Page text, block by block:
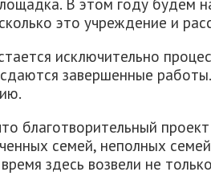
это учреждение и
исключительно
завершенные
благотворительный проект
семей, неполных
здесь возвели не